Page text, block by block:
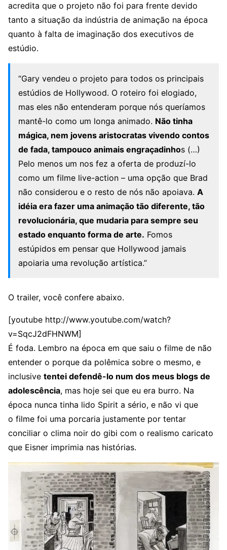
acredita que o projeto não foi para frente devido
tanto a situação da indústria de animação na época
quanto à falta de imaginação dos executivos de
estúdio.
“Gary vendeu o projeto para todos os principais
estúdios de Hollywood. O roteiro foi elogiado,
mas eles não entenderam porque nós queríamos
mantê-lo como um longa animado. Não tinha
mágica, nem jovens aristocratas vivendo contos
de fada, tampouco animais engraçadinhos (…)
Pelo menos um nos fez a oferta de produzí-lo
como um filme live-action – uma opção que Brad
não considerou e o resto de nós não apoiava. A
idéia era fazer uma animação tão diferente, tão
revolucionária, que mudaria para sempre seu
estado enquanto forma de arte. Fomos
estúpidos em pensar que Hollywood jamais
apoiaria uma revolução artística.”
O trailer, você confere abaixo.
[youtube http://www.youtube.com/watch?
v=SqcJ2dFHNWM]
É foda. Lembro na época em que saiu o filme de não
entender o porque da polêmica sobre o mesmo, e
inclusive tentei defendê-lo num dos meus blogs de
adolescência, mas hoje sei que eu era burro. Na
época nunca tinha lido Spirit a sério, e não vi que
o filme foi uma porcaria justamente por tentar
conciliar o clima noir do gibi com o realismo caricato
que Eisner imprimia nas histórias.